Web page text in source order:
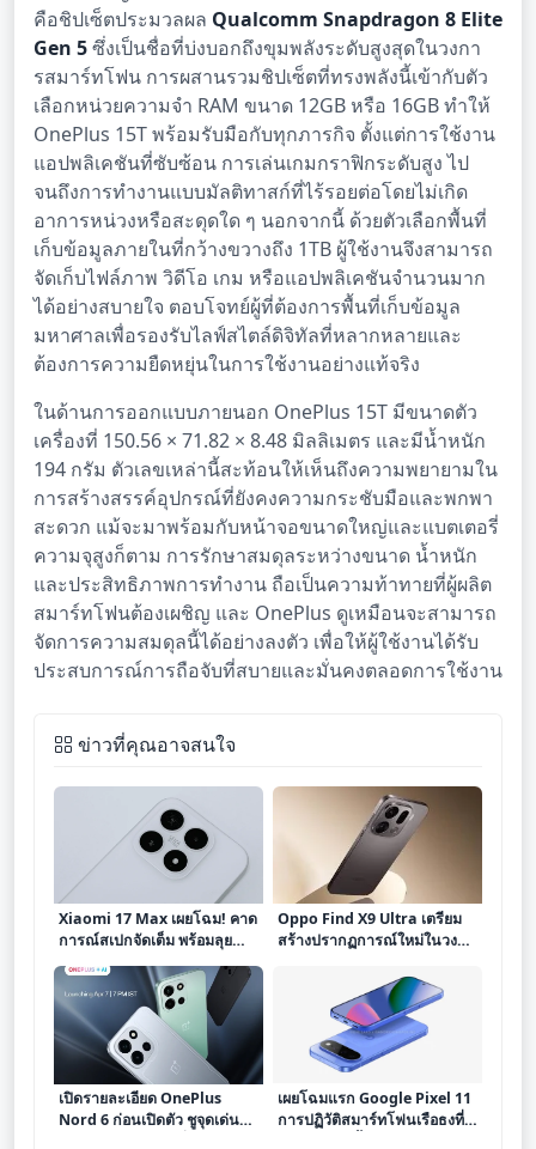
คือชิปเซ็ตประมวลผล Qualcomm Snapdragon 8 Elite
Gen 5ซึ่งเป็นชื่อที่บ่งบอกถึงขุมพลังระดับสูงสุดในวงกา
รสมาร์ทโฟน การผสานรวมชิปเซ็ตที่ทรงพลังนี้เข้ากับตัว
เลือกหน่วยความจำ RAM ขนาด 12GB หรือ 16GB ทำให้
OnePlus 15T พร้อมรับมือกับทุกภารกิจ ตั้งแต่การใช้งาน
แอปพลิเคชันที่ซับซ้อน การเล่นเกมกราฟิกระดับสูง ไป
จนถึงการทำงานแบบมัลติทาสก์ที่ไร้รอยต่อโดยไม่เกิด
อาการหน่วงหรือสะดุดใด ๆ นอกจากนี้ ด้วยตัวเลือกพื้นที่
เก็บข้อมูลภายในที่กว้างขวางถึง 1TB ผู้ใช้งานจึงสามารถ
จัดเก็บไฟล์ภาพ วิดีโอ เกม หรือแอปพลิเคชันจำนวนมาก
ได้อย่างสบายใจ ตอบโจทย์ผู้ที่ต้องการพื้นที่เก็บข้อมูล
มหาศาลเพื่อรองรับไลฟ์สไตล์ดิจิทัลที่หลากหลายและ
ต้องการความยืดหยุ่นในการใช้งานอย่างแท้จริง
ในด้านการออกแบบภายนอก OnePlus 15T มีขนาดตัว
เครื่องที่ 150.56 × 71.82 × 8.48 มิลลิเมตร และมีน้ำหนัก
194 กรัม ตัวเลขเหล่านี้สะท้อนให้เห็นถึงความพยายามใน
การสร้างสรรค์อุปกรณ์ที่ยังคงความกระชับมือและพกพา
สะดวก แม้จะมาพร้อมกับหน้าจอขนาดใหญ่และแบตเตอรี่
ความจุสูงก็ตาม การรักษาสมดุลระหว่างขนาด น้ำหนัก
และประสิทธิภาพการทำงาน ถือเป็นความท้าทายที่ผู้ผลิต
สมาร์ทโฟนต้องเผชิญ และ OnePlus ดูเหมือนจะสามารถ
จัดการความสมดุลนี้ได้อย่างลงตัว เพื่อให้ผู้ใช้งานได้รับ
ประสบการณ์การถือจับที่สบายและมั่นคงตลอดการใช้งาน
ข่าวที่คุณอาจสนใจ
Xiaomi 17 Max เผยโฉม! คาด
การณ์สเปกจัดเต็ม พร้อมลุย
ตลาดเดือนพฤษภาคม
Oppo Find X9 Ultra เตรียม
สร้างปรากฏการณ์ใหม่ในวงกา
จาก Geekbench และสเปก
หลุดสุดล้ำ
เปิดรายละเอียด OnePlus
Nord 6 ก่อนเปิดตัว ชูจุดเด่น
เผยโฉมแรก Google Pixel 11
การปฏิวัติสมาร์ทโฟนเรือธงที่